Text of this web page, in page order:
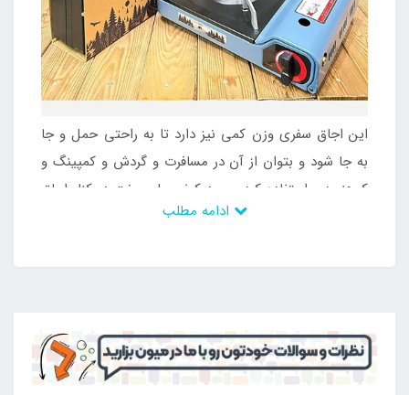
این اجاق سفری وزن کمی نیز دارد تا به راحتی حمل و جا
به جا شود و بتوان از آن در مسافرت و گردش و کمپینگ و
کوهنوردی استفاده کرد. وجود کیف سامسونت در کنار اجاق
سفری مد نظر سبب شده است که محصول محفوظ بماند و
در مسافرت و کمپینگ با خود به همراه داشت و از آن بهره
کافی را برد. این محصول بدنه ضد زنگ دارد تا بتوان آن را
به راحتی شستشو داد و همچنین قابلیت استفاده در کمپ